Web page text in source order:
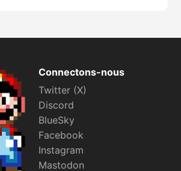
Connectons-nous
Twitter (X)
Discord
BlueSky
Facebook
Instagram
Mastodon